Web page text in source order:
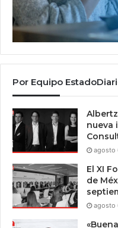
Por Equipo
nueva
agosto
El XI
de
agosto